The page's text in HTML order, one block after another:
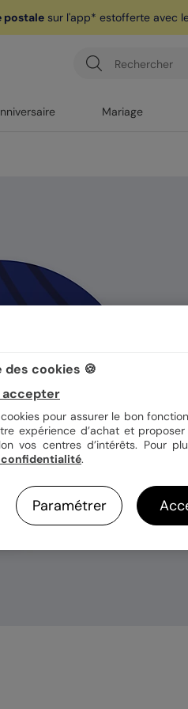
postalesur l'app* estofferte avec
Mariage
cookies 🍪
accepter
pour assurer le bon
expérience d’achat et
vos centres d’intérêts. Pour
.
Paramétrer